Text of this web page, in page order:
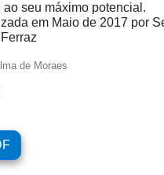
seu máximo potencial.
em Maio de 2017 por
de Moraes